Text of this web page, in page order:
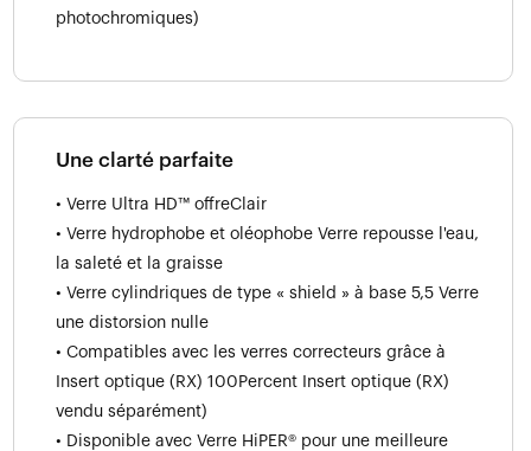
photochromiques)
Une clarté parfaite
• Verre Ultra HD™ offreClair
• Verre hydrophobe et oléophobe Verre repousse l'eau,
la saleté et la graisse
• Verre cylindriques de type « shield » à base 5,5 Verre
une distorsion nulle
• Compatibles avec les verres correcteurs grâce à
Insert optique (RX) 100Percent Insert optique (RX)
vendu séparément)
• Disponible avec Verre HiPER® pour une meilleure